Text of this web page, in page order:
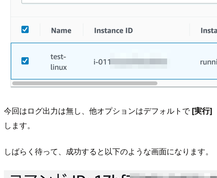
今回はログ出力は無し、他オプションはデフォルトで[実行]
します。
しばらく待って、成功すると以下のような画面になります。